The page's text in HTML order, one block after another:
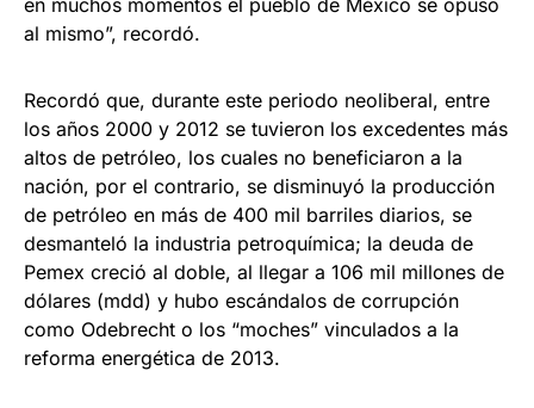
en muchos momentos el pueblo de México se opuso
al mismo”, recordó.
Recordó que, durante este periodo neoliberal, entre
los años 2000 y 2012 se tuvieron los excedentes más
altos de petróleo, los cuales no beneficiaron a la
nación, por el contrario, se disminuyó la producción
de petróleo en más de 400 mil barriles diarios, se
desmanteló la industria petroquímica; la deuda de
Pemex creció al doble, al llegar a 106 mil millones de
dólares (mdd) y hubo escándalos de corrupción
como Odebrecht o los “moches” vinculados a la
reforma energética de 2013.